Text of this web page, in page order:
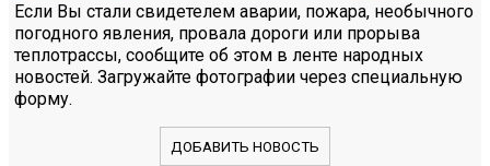
Если Вы стали свидетелем аварии, пожара, необычного
погодного явления, провала дороги или прорыва
теплотрассы, сообщите об этом в ленте народных
новостей. Загружайте фотографии через специальную
форму.
ДОБАВИТЬ НОВОСТЬ